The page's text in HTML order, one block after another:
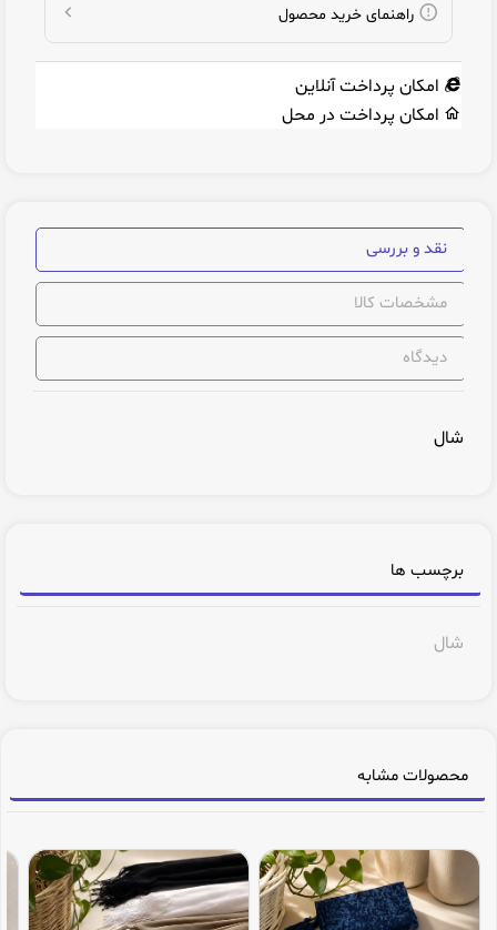
راهنمای خرید محصول
امکان پرداخت آنلاین
امکان پرداخت در محل
نقد و بررسی
مشخصات کالا
دیدگاه
شال
برچسب ها
شال
محصولات مشابه